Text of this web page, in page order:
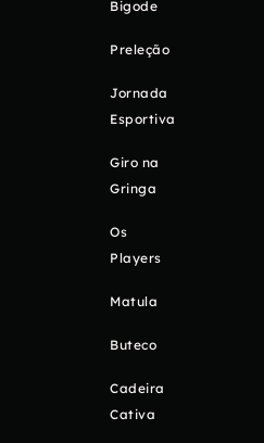
Bigode
Preleção
Jornada
Esportiva
Giro na
Gringa
Os
Players
Matula
Buteco
Cadeira
Cativa